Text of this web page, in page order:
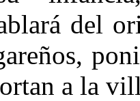
del
a la